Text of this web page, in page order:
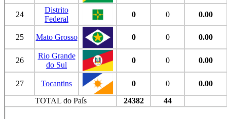
24
Distrito
Federal
0 0 0.00
25 Mato Grosso 0 0 0.00
26
Rio Grande
do Sul
0 0 0.00
27 Tocantins 0 0
0.00
TOTAL do País
24382 44